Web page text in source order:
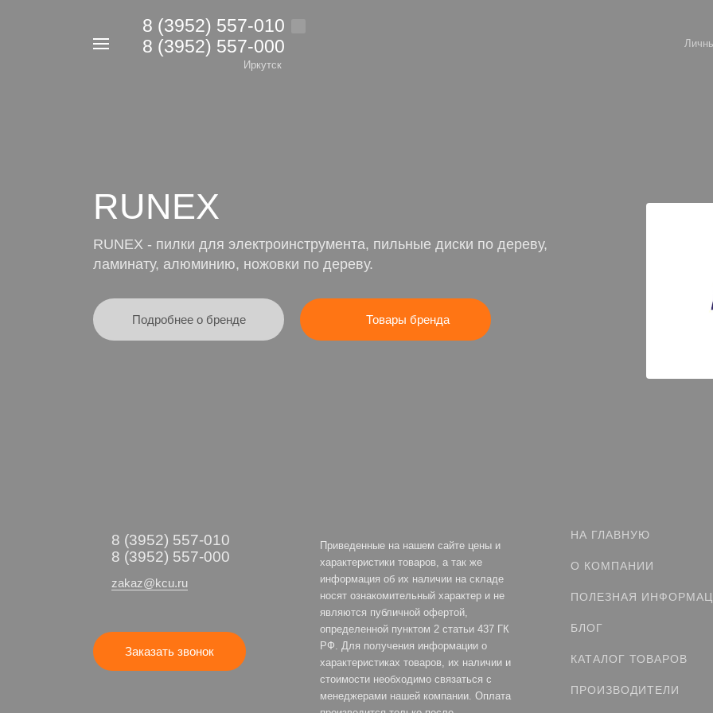
8 (3952) 557-010
8 (3952) 557-000
Иркутск
RUNEX
RUNEX - пилки для электроинструмента, пильные диски по дереву,
ламинату, алюминию, ножовки по дереву.
Подробнее о бренде Товары бренда
8 (3952) 557-010
8 (3952) 557-000
zakaz@kcu.ru
Заказать звонок
Приведенные на нашем сайте цены и
характеристики товаров, а так же
информация об их наличии на складе
носят ознакомительный характер и не
являются публичной офертой,
определенной пунктом 2 статьи 437 ГК
РФ. Для получения информации о
характеристиках товаров, их наличии и
стоимости необходимо связаться с
менеджерами нашей компании. Оплата
НА ГЛАВНУЮ
О КОМПАНИИ
ПОЛЕЗНАЯ
БЛОГ
КАТАЛОГ ТОВАРОВ
ПРОИЗВОДИТЕЛИ